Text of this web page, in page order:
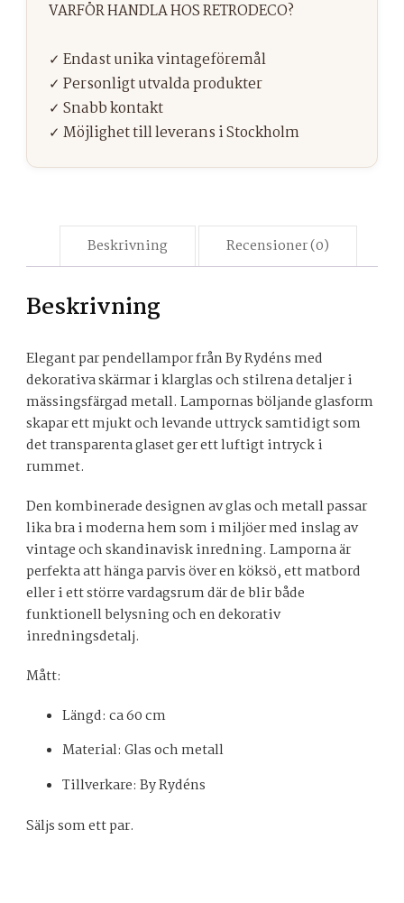
Beskrivning Recensioner (0)
Beskrivning
Elegant par pendellampor från By Rydéns med
dekorativa skärmar i klarglas och stilrena detaljer i
mässingsfärgad metall. Lampornas böljande glasform
skapar ett mjukt och levande uttryck samtidigt som
det transparenta glaset ger ett luftigt intryck i
rummet.
Den kombinerade designen av glas och metall passar
lika bra i moderna hem som i miljöer med inslag av
vintage och skandinavisk inredning. Lamporna är
perfekta att hänga parvis över en köksö, ett matbord
eller i ett större vardagsrum där de blir både
funktionell belysning och en dekorativ
inredningsdetalj.
Mått:
Längd: ca 60 cm
Material: Glas och metall
Tillverkare: By Rydéns
Säljs som ett par.